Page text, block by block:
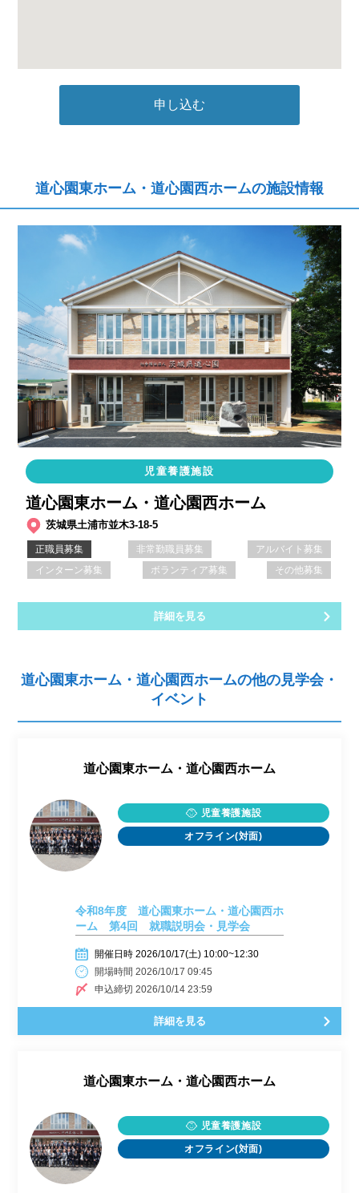
申し込む
道心園東ホーム・道心園西ホームの施設情報
児童養護施設
道心園東ホーム・道心園西ホーム
茨城県土浦市並木3-18-5
正職員募集 非常勤職員募集
アルバイト募集
インターン募集
ボランティア募集 その他募集
詳細を見る
道心園東ホーム・道心園西ホームの他の見学会・
イベント
道心園東ホーム・道心園西ホーム
児童養護施設
オフライン(対面)
令和8年度 道心園東ホーム・道心園西ホ
ーム 第4回 就職説明会・見学会
開催日時 2026/10/17(土) 10:00~12:30
開場時間 2026/10/17 09:45
申込締切 2026/10/14 23:59
詳細を見る
道心園東ホーム・道心園西ホーム
児童養護施設
オフライン(対面)